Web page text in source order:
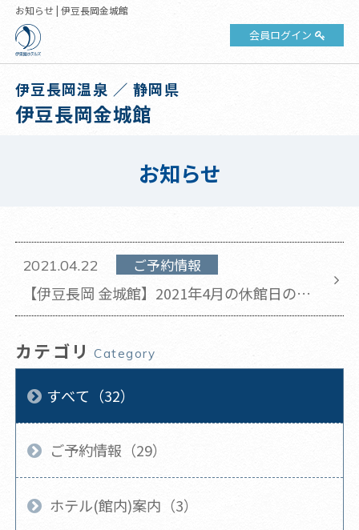
お知らせ | 伊豆長岡金城館
会員ログイン
伊豆長岡温泉 ／ 静岡県
伊豆長岡金城館
お知らせ
2021.04.22 ご予約情報
【伊豆長岡 金城館】2021年4月の休館日のお
知らせ(2021年4月22日 更新)
カテゴリ Category
すべて（32）
ご予約情報（29）
ホテル(館内)案内（3）